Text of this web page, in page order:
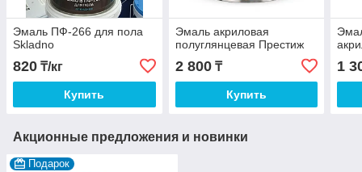
Эмаль ПФ-266 для пола
Skladno
820 ₸/кг
Купить
Эмаль акриловая
полуглянцевая Престиж
2 800₸
Купить
1
Акционные предложения и новинки
Подарок